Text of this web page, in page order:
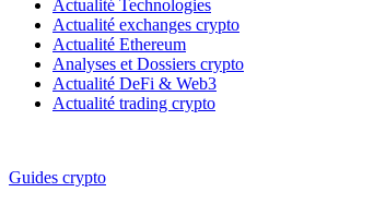
Actualité Technologies
Actualité exchanges crypto
Actualité Ethereum
Analyses et Dossiers crypto
Actualité DeFi & Web3
Actualité trading crypto
Guides crypto